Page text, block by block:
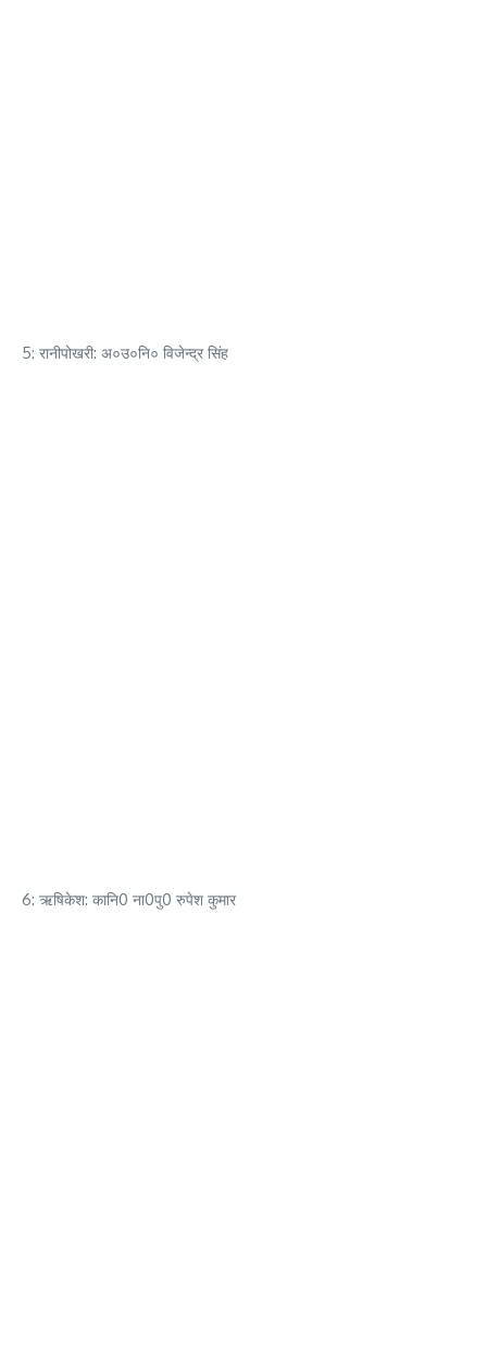
5: रानीपोखरी: अ०उ०नि० विजेन्द्र सिंह
6: ऋषिकेश: कानि0 ना0पु0 रुपेश कुमार